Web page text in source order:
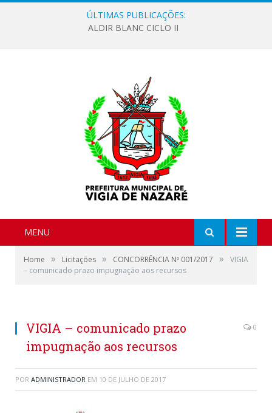
ÚLTIMAS PUBLICAÇÕES:
ALDIR BLANC CICLO II
MENU
Home » Licitações » CONCORRÊNCIA Nº 001/2017 »
VIGIA
– comunicado prazo impugnação aos recursos
VIGIA – comunicado prazo
impugnação aos recursos
0
POR ADMINISTRADOR EM 10 DE JULHO DE 2017